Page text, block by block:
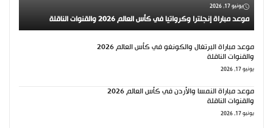
يونيو 17, 2026
موعد مباراة إنجلترا وكرواتيا في كأس العالم 2026 والقنوات الناقلة
موعد مباراة البرتغال والكونغو في كأس العالم 2026
والقنوات الناقلة
يونيو 17, 2026
موعد مباراة النمسا والأردن في كأس العالم 2026
والقنوات الناقلة
يونيو 17, 2026